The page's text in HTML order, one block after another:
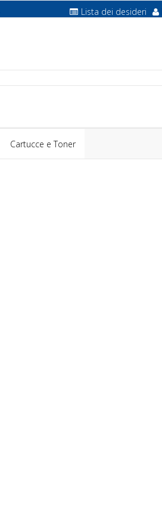
Lista dei desideri
Cartucce e Toner